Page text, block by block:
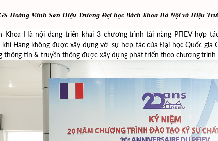
Hoàng Minh Sơn Hiệu Trưởng Đại học Bách Khoa Hà Nội và Hiệu
Khoa Hà nội đang triển khai 3 chương trình tài năng PFIEV hợp
khí Hàng không được xây dựng với sự hợp tác của Đại học Quốc gia
thông tin & truyền thông được xây dựng phát triển theo chương trình